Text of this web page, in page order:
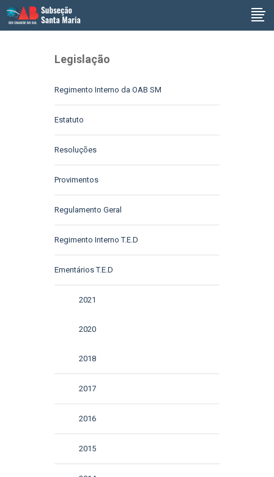
Legislação
Regimento Interno da OAB SM
Estatuto
Resoluções
Provimentos
Regulamento Geral
Regimento Interno T.E.D
Ementários T.E.D
2021
2020
2018
2017
2016
2015